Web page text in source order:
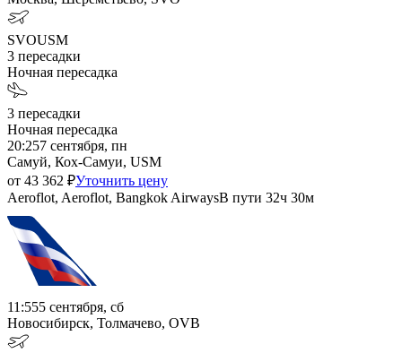
SVOUSM
3 пересадки
Ночная пересадка
3 пересадки
Ночная пересадка
20:257 сентября, пн
Самуй, Кох-Самуи, USM
от 43 362 ₽Уточнить цену
Aeroflot, Aeroflot, Bangkok AirwaysВ пути 32ч 30м
11:555 сентября, сб
Новосибирск, Толмачево, OVB